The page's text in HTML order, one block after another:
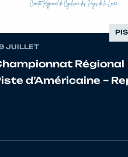
JUILLET
Régional
d’Américaine –